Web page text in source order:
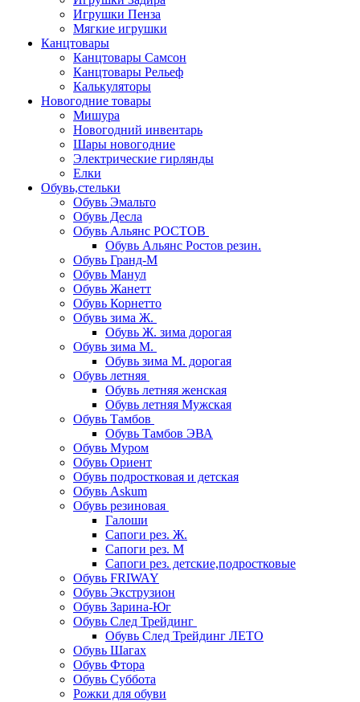
Игрушки Пенза
Мягкие игрушки
Канцтовары
Канцтовары Самсон
Канцтовары Рельеф
Калькуляторы
Новогодние товары
Мишура
Новогодний инвентарь
Шары новогодние
Электрические гирлянды
Елки
Обувь,стельки
Обувь Эмальто
Обувь Десла
Обувь Альянс РОСТОВ
Обувь Альянс Ростов резин.
Обувь Гранд-М
Обувь Манул
Обувь Жанетт
Обувь Корнетто
Обувь зима Ж.
Обувь Ж. зима дорогая
Обувь зима М.
Обувь зима М. дорогая
Обувь летняя
Обувь летняя женская
Обувь летняя Мужская
Обувь Тамбов
Обувь Тамбов ЭВА
Обувь Муром
Обувь Ориент
Обувь подростковая и детская
Обувь Askum
Обувь резиновая
Галоши
Сапоги рез. Ж.
Сапоги рез. М
Сапоги рез. детские,подростковые
Обувь FRIWAY
Обувь Экструзион
Обувь Зарина-Юг
Обувь След Трейдинг
Обувь След Трейдинг ЛЕТО
Обувь Шагах
Обувь Фтора
Обувь Суббота
Рожки для обуви